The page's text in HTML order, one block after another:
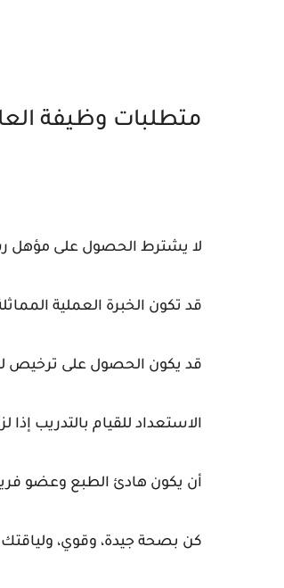
متطلبات وظيفة
لا يشترط الحصول على مؤهل
قد تكون الخبرة العملية
قد يكون الحصول على ترخيص
الاستعداد للقيام بالتدريب إذا
أن يكون هادئ الطبع وعضو
كن بصحة جيدة، وقوي،